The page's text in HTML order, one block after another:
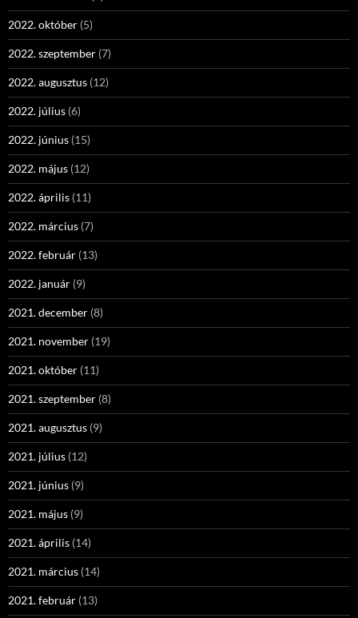
2022. október (5)
2022. szeptember (7)
2022. augusztus (12)
2022. július (6)
2022. június (15)
2022. május (12)
2022. április (11)
2022. március (7)
2022. február (13)
2022. január (9)
2021. december (8)
2021. november (19)
2021. október (11)
2021. szeptember (8)
2021. augusztus (9)
2021. július (12)
2021. június (9)
2021. május (9)
2021. április (14)
2021. március (14)
2021. február (13)